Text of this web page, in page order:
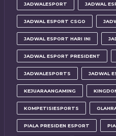
JADWALESPORT JADWAL
JADWAL ESPORT CSGO
JADWAL ESPORT HARI INI
JADWAL ESPORT PRESIDENT
JADWALESPORTS JADWAL
KEJUARAANGAMING
KOMPETISIESPORTS
PIALA PRESIDEN ESPORT